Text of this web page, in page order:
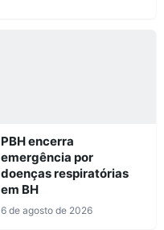
PBH encerra
emergência por
doenças respiratórias
em BH
6 de agosto de 2026